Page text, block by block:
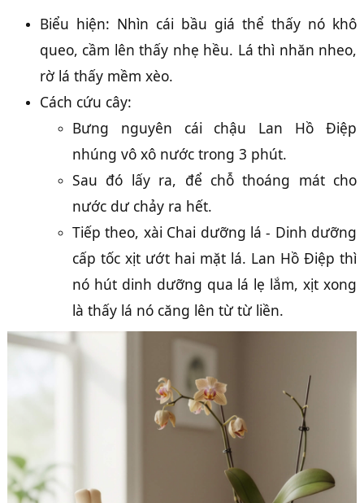
Biểu hiện: Nhìn cái bầu giá thể thấy nó khô
queo, cầm lên thấy nhẹ hều. Lá thì nhăn nheo,
rờ lá thấy mềm xèo.
Cách cứu cây:
Bưng nguyên cái chậu Lan Hồ Điệp
nhúng vô xô nước trong 3 phút.
Sau đó lấy ra, để chỗ thoáng mát cho
nước dư chảy ra hết.
Tiếp theo, xài Chai dưỡng lá - Dinh dưỡng
cấp tốc xịt ướt hai mặt lá. Lan Hồ Điệp thì
nó hút dinh dưỡng qua lá lẹ lắm, xịt xong
là thấy lá nó căng lên từ từ liền.